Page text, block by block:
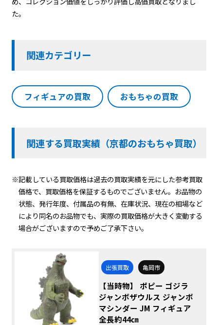
た。
関連カテゴリー
フィギュアの買取 おもちゃの買取
関連する買取実績（京都のおもちゃ買取）
※記載している買取価格は過去の買取実績を元にした参考買取
価格で、買取価格を保証するものでございません。お品物の
状態、発行年度、付属品の有無、在庫状況、現在の相場など
により同名のお品物でも、実際の買取価格が大きく変動する
場合がございますので予めご了承下さい。
出張買取 亀岡市
【当時物】 ポピー ゴジラ
ジャンボザウルス ジャンボ
マシンダー JM フィギュア
全長約44㎝